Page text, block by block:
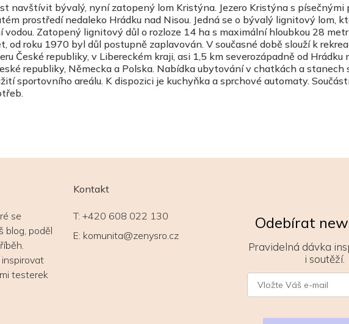
navštívit bývalý, nyní zatopený lom Kristýna. Jezero Kristýna s písečnými
prostředí nedaleko Hrádku nad Nisou. Jedná se o bývalý lignitový lom,
vodou. Zatopený lignitový důl o rozloze 14 ha s maximální hloubkou 28
od roku 1970 byl důl postupně zaplavován. V současné době slouží k
České republiky, v Libereckém kraji, asi 1,5 km severozápadně od Hrádku
republiky, Německa a Polska. Nabídka ubytování v chatkách a stanech
sportovního areálu. K dispozici je kuchyňka a sprchové automaty.
se
blog, poděl
inspirovat
testerek
Kontakt
T: +420 608 022 130
E: komunita@zenysro.cz
Odebírat
Pravidelná dávka
i soutěží.